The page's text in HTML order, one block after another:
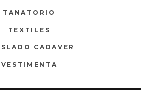
TANATORIO
TEXTILES
CADAVER
VESTIMENTA